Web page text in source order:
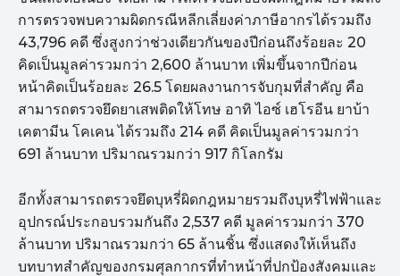
การตรวจพบความผิดกรณีหลีกเลี่ยงค่าภาษีอากรได้รวมถึง
43,796 คดี ซึ่งสูงกว่าช่วงเดียวกันของปีก่อนถึงร้อยละ 20
คิดเป็นมูลค่ารวมกว่า 2,600 ล้านบาท เพิ่มขึ้นจากปีก่อน
หน้าคิดเป็นร้อยละ 26.5 โดยผลงานการจับกุมที่สำคัญ คือ
สามารถตรวจยึดยาเสพติดให้โทษ อาทิ ไอซ์ เฮโรอีน ยาบ้า
เคตามีน โคเคน ได้รวมถึง 214 คดี คิดเป็นมูลค่ารวมกว่า
691 ล้านบาท ปริมาณรวมกว่า 917 กิโลกรัม
อีกทั้งสามารถตรวจยึดบุหรี่ผิดกฎหมายรวมถึงบุหรี่ไฟฟ้าและ
อุปกรณ์ประกอบรวมกันถึง 2,537 คดี มูลค่ารวมกว่า 370
ล้านบาท ปริมาณรวมกว่า 65 ล้านชิ้น ซึ่งแสดงให้เห็นถึง
บทบาทสำคัญของกรมศุลกากรที่ทำหน้าที่ปกป้องสังคมและ